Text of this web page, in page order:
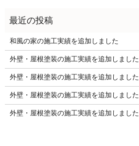
和風の家の施工実績を追加しました
外壁・屋根塗装の施工実績を追加しました
外壁・屋根塗装の施工実績を追加しました
外壁・屋根塗装の施工実績を追加しました
外壁・屋根塗装の施工実績を追加しました